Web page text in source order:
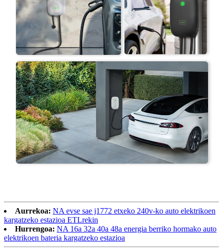
Aurrekoa: NA evse sae j1772 etxeko 240v-ko auto elektrikoen
kargatzeko estazioa ETLrekin
Hurrengoa: NA 16a 32a 40a 48a energia berriko hormako auto
elektrikoen bateria kargatzeko estazioa